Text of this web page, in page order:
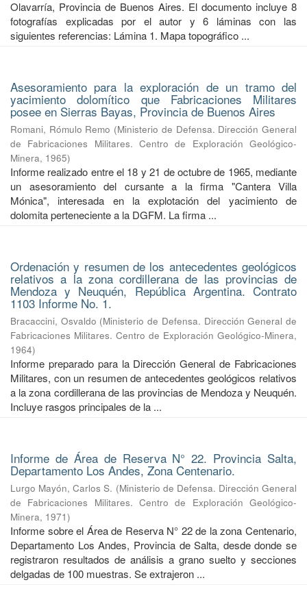
Olavarría, Provincia de Buenos Aires. El documento incluye 8
fotografías explicadas por el autor y 6 láminas con las
siguientes referencias: Lámina 1. Mapa topográfico ...
Asesoramiento para la exploración de un tramo del
yacimiento dolomítico que Fabricaciones Militares
posee en Sierras Bayas, Provincia de Buenos Aires
Romani, Rómulo Remo (Ministerio de Defensa. Dirección General
de Fabricaciones Militares. Centro de Exploración Geológico-
Minera, 1965)
Informe realizado entre el 18 y 21 de octubre de 1965, mediante
un asesoramiento del cursante a la firma "Cantera Villa
Mónica", interesada en la explotación del yacimiento de
dolomita perteneciente a la DGFM. La firma ...
Ordenación y resumen de los antecedentes geológicos
relativos a la zona cordillerana de las provincias de
Mendoza y Neuquén, República Argentina. Contrato
1103 Informe No. 1.
Bracaccini, Osvaldo (Ministerio de Defensa. Dirección General de
Fabricaciones Militares. Centro de Exploración Geológico-Minera,
1964)
Informe preparado para la Dirección General de Fabricaciones
Militares, con un resumen de antecedentes geológicos relativos
a la zona cordillerana de las provincias de Mendoza y Neuquén.
Incluye rasgos principales de la ...
Informe de Área de Reserva N° 22. Provincia Salta,
Departamento Los Andes, Zona Centenario.
Lurgo Mayón, Carlos S. (Ministerio de Defensa. Dirección General
de Fabricaciones Militares. Centro de Exploración Geológico-
Minera, 1971)
Informe sobre el Área de Reserva N° 22 de la zona Centenario,
Departamento Los Andes, Provincia de Salta, desde donde se
registraron resultados de análisis a grano suelto y secciones
delgadas de 100 muestras. Se extrajeron ...